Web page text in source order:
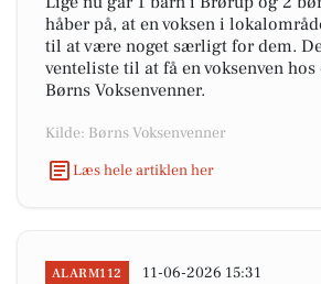
håber på, at en voksen i
til at være noget særligt for dem.
venteliste til at få en voksenven
Børns Voksenvenner.
Kilde: Børns Voksenvenner
Læs hele artiklen her
ALARM112 11-06-2026 15:31